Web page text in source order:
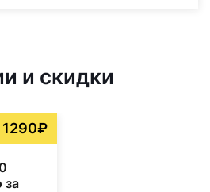
и скидки
1290₽
за